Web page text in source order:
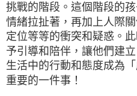
挑戰的階段。這個階段的
情緒拉扯著，再加上人際
定位等等的衝突和疑惑。
予引導和陪伴，讓他們建
生活中的行動和態度成為
重要的一件事！